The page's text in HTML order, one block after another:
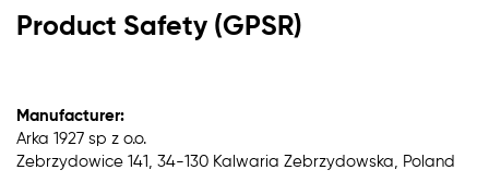
Product Safety (GPSR)
Manufacturer:
Arka 1927 sp z o.o.
Zebrzydowice 141, 34-130 Kalwaria Zebrzydowska, Poland